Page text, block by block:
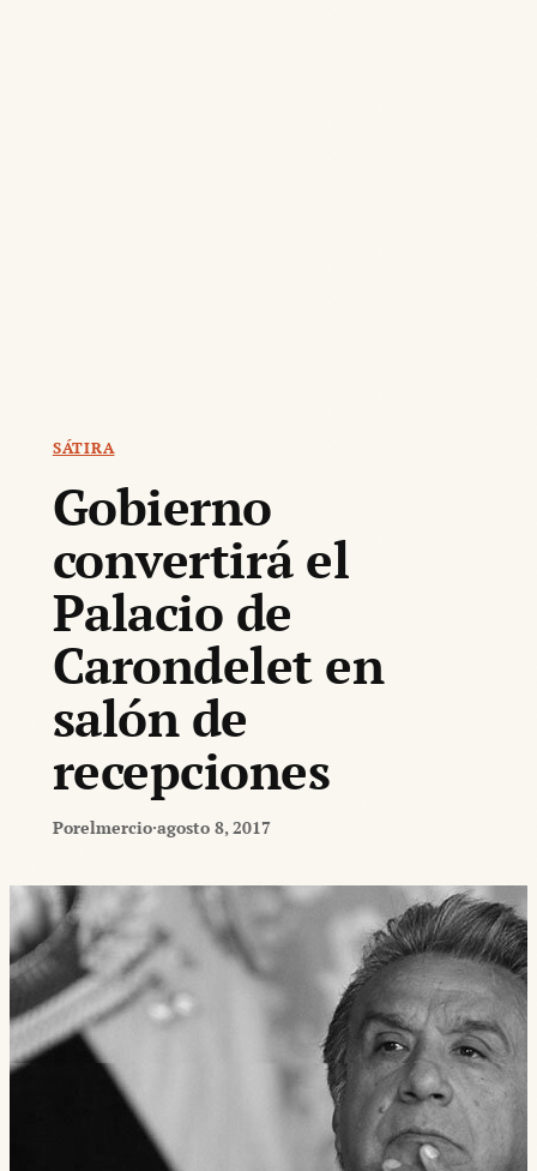
SÁTIRA
Gobierno
convertirá el
Palacio de
Carondelet en
salón de
recepciones
Porelmercio·agosto 8, 2017